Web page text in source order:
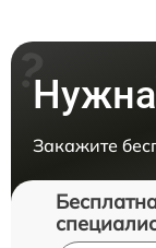
Нужна
Закажите